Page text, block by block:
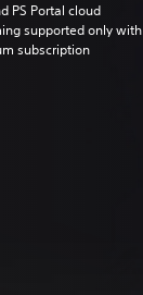
PS Portal cloud
supported only with
subscription